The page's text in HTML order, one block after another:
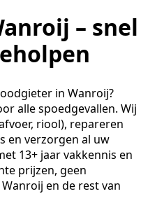
– snel
in Wanroij?
alle spoedgevallen. Wij
riool), repareren
en verzorgen al uw
13+ jaar vakkennis en
prijzen, geen
en de rest van